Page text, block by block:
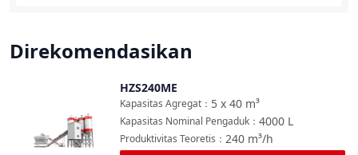
Direkomendasikan
HZS240ME
5 x 40 m³
Kapasitas Agregat ：
4000 L
Kapasitas Nominal Pengaduk ：
240 m³/h
Produktivitas Teoretis ：